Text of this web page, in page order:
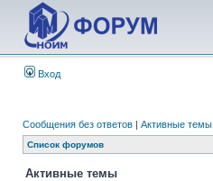
Вход
Сообщения без ответов | Активные темы
Список форумов
Активные темы